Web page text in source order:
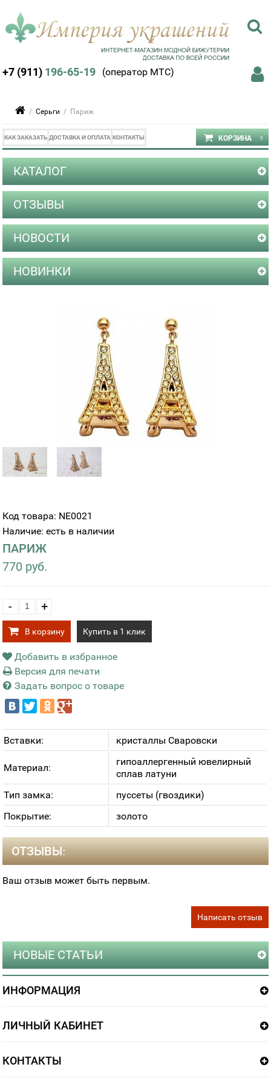
+7 (911) 196-65-19 (оператор МТС)
/Серьги / Париж
КАК ЗАКАЗАТЬ ДОСТАВКА И ОПЛАТА КОНТАКТЫ
КАТАЛОГ
ОТЗЫВЫ
НОВОСТИ
НОВИНКИ
Код товара: NE0021
Наличие: есть в наличии
ПАРИЖ
770 руб.
- +
В корзину Купить в 1 клик
Добавить в избранное
Версия для печати
Задать вопрос о товаре
Вставки: кристаллы Сваровски
Материал:
гипоаллергенный ювелирный
сплав латуни
Тип замка:
пуссеты (гвоздики)
Покрытие:
золото
ОТЗЫВЫ:
Ваш отзыв может быть первым.
Написать отзыв
НОВЫЕ СТАТЬИ
ИНФОРМАЦИЯ
ЛИЧНЫЙ КАБИНЕТ
КОНТАКТЫ